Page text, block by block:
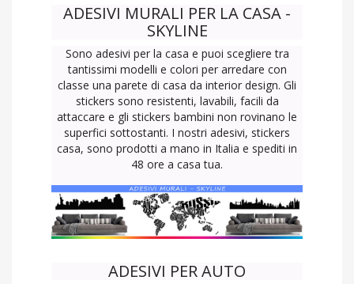
ADESIVI MURALI PER LA CASA -
SKYLINE
Sono adesivi per la casa e puoi scegliere tra
tantissimi modelli e colori per arredare con
classe una parete di casa da interior design. Gli
stickers sono resistenti, lavabili, facili da
attaccare e gli stickers bambini non rovinano le
superfici sottostanti. I nostri adesivi, stickers
casa, sono prodotti a mano in Italia e spediti in
48 ore a casa tua.
ADESIVI PER AUTO